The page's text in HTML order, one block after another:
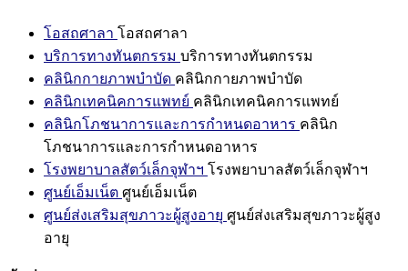
โอสถศาลา โอสถศาลา
บริการทางทันตกรรม บริการทางทันตกรรม
คลินิกกายภาพบำบัด คลินิกกายภาพบำบัด
คลินิกเทคนิคการแพทย์ คลินิกเทคนิคการแพทย์
คลินิกโภชนาการและการกำหนดอาหาร คลินิก
โภชนาการและการกำหนดอาหาร
โรงพยาบาลสัตว์เล็กจุฬาฯ โรงพยาบาลสัตว์เล็กจุฬาฯ
ศูนย์เอ็มเน็ต ศูนย์เอ็มเน็ต
ศูนย์ส่งเสริมสุขภาวะผู้สูงอายุ ศูนย์ส่งเสริมสุขภาวะผู้สูง
อายุ